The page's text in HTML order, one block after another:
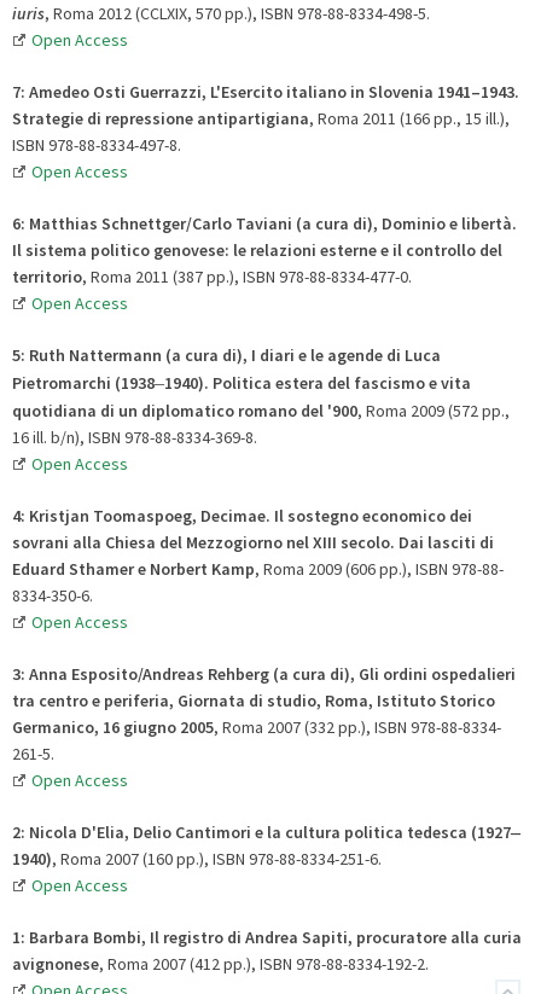
iuris, Roma 2012 (CCLXIX, 570 pp.), ISBN 978-88-8334-498-5.
Open Access
7: Amedeo Osti Guerrazzi, L'Esercito italiano in Slovenia 1941–1943.
Strategie di repressione antipartigiana, Roma 2011 (166 pp., 15 ill.),
ISBN 978-88-8334-497-8.
Open Access
6: Matthias Schnettger/Carlo Taviani (a cura di), Dominio e libertà.
Il sistema politico genovese: le relazioni esterne e il controllo del
territorio, Roma 2011 (387 pp.), ISBN 978-88-8334-477-0.
Open Access
5: Ruth Nattermann (a cura di), I diari e le agende di Luca
Pietromarchi (1938–1940). Politica estera del fascismo e vita
quotidiana di un diplomatico romano del '900, Roma 2009 (572 pp.,
16 ill. b/n), ISBN 978-88-8334-369-8.
Open Access
4: Kristjan Toomaspoeg, Decimae. Il sostegno economico dei
sovrani alla Chiesa del Mezzogiorno nel XIII secolo. Dai lasciti di
Eduard Sthamer e Norbert Kamp, Roma 2009 (606 pp.), ISBN 978-88-
8334-350-6.
Open Access
3: Anna Esposito/Andreas Rehberg (a cura di), Gli ordini ospedalieri
tra centro e periferia, Giornata di studio, Roma, Istituto Storico
Germanico, 16 giugno 2005, Roma 2007(332 pp.), ISBN 978-88-8334-
261-5.
Open Access
2: Nicola D'Elia, Delio Cantimori e la cultura politica tedesca (1927–
1940), Roma 2007 (160 pp.), ISBN 978-88-8334-251-6.
Open Access
1: Barbara Bombi, Il registro di Andrea Sapiti, procuratore alla curia
avignonese, Roma 2007 (412 pp.), ISBN 978-88-8334-192-2.